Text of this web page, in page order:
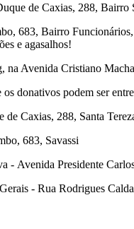
de Caxias, 288, Bairro
683, Bairro Funcionários,
e agasalhos!
Avenida Cristiano
donativos podem ser
de Caxias, 288, Santa
683, Savassi
- Avenida Presidente
- Rua Rodrigues